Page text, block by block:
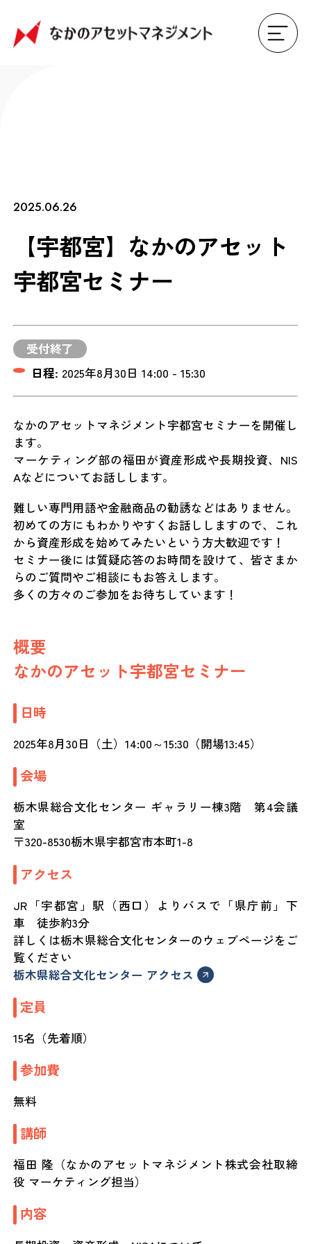
2025.06.26
【宇都宮】なかのアセット
宇都宮セミナー
受付終了
日程: 2025年8月30日 14:00 - 15:30
なかのアセットマネジメント宇都宮セミナーを開催し
ます。
マーケティング部の福田が資産形成や長期投資、NIS
Aなどについてお話しします。
難しい専門用語や金融商品の勧誘などはありません。
初めての方にもわかりやすくお話ししますので、これ
から資産形成を始めてみたいという方大歓迎です！
セミナー後には質疑応答のお時間を設けて、皆さまか
らのご質問やご相談にもお答えします。
多くの方々のご参加をお待ちしています！
概要
なかのアセット宇都宮セミナー
日時
2025年8月30日（土）14:00～15:30（開場13:45）
会場
栃木県総合文化センター ギャラリー棟3階 第4会議
室
〒320-8530栃木県宇都宮市本町1-8
アクセス
JR「宇都宮」駅（西口）よりバスで「県庁前」下
車 徒歩約3分
詳しくは栃木県総合文化センターのウェブページをご
覧ください
栃木県総合文化センター アクセス
定員
15名（先着順）
参加費
無料
講師
福田 隆（なかのアセットマネジメント株式会社取締
役 マーケティング担当）
内容